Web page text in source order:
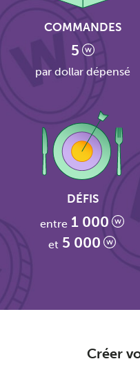
COMMANDES
5
par dollar dépensé
DÉFIS
entre 1 000
et 5 000
Créer